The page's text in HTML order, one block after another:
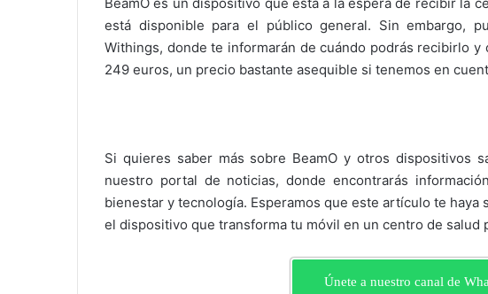
está disponible para el público general. Sin embargo,
Withings, donde te informarán de cuándo podrás recibirlo y
249 euros, un precio bastante asequible si tenemos en
Si quieres saber más sobre BeamO y otros dispositivos
nuestro portal de noticias, donde encontrarás
bienestar y tecnología. Esperamos que este artículo te haya
el dispositivo que transforma tu móvil en un centro de salud
Únete a nuestro canal de